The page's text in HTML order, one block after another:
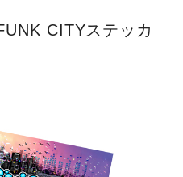
CITYステッカ